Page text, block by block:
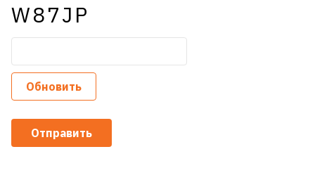
W87JP
Обновить
Отправить